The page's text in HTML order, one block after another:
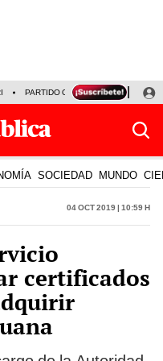
PARTIDO OBRAS ARMONÍA 10
SOCIEDAD MUNDO
04 Oct 2019 | 10:59 h
certificados